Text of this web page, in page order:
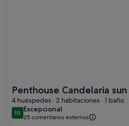
Penthouse Candelaria
(15 meters to the beach)
4 huéspedes · 2 habitaciones · 1 baño
1010 de 10
Excepcional
excepcional
25 comentarios externos